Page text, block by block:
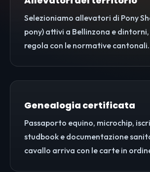
Selezioniamo allevatori di Pony
pony) attivi a Bellinzona e dintorni,
regola con le normative cantonali.
Genealogia certificata
Passaporto equino, microchip,
studbook e documentazione
cavallo arriva con le carte in